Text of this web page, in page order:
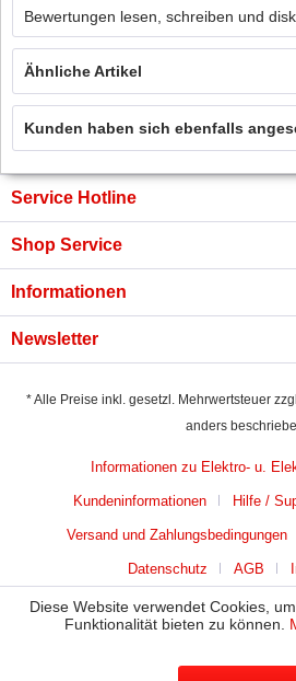
Bewertungen lesen, schreiben und
Ähnliche Artikel
Kunden haben sich ebenfalls
Service Hotline
Shop Service
Informationen
Newsletter
* Alle Preise inkl. gesetzl. Mehrwertsteuer
anders
Informationen zu Elektro- u.
Kundeninformationen Hilfe /
Versand und Zahlungsbedingungen
Datenschutz AGB
Diese Website verwendet Cookies,
Funktionalität bieten zu können.